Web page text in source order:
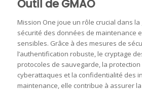
Outil de GMAO
Mission One joue un rôle crucial dans
sécurité des données de maintenance
sensibles. Grâce à des mesures de
l’authentification robuste, le cryptage
protocoles de sauvegarde, la protection
cyberattaques et la confidentialité des
maintenance, elle contribue à assurer